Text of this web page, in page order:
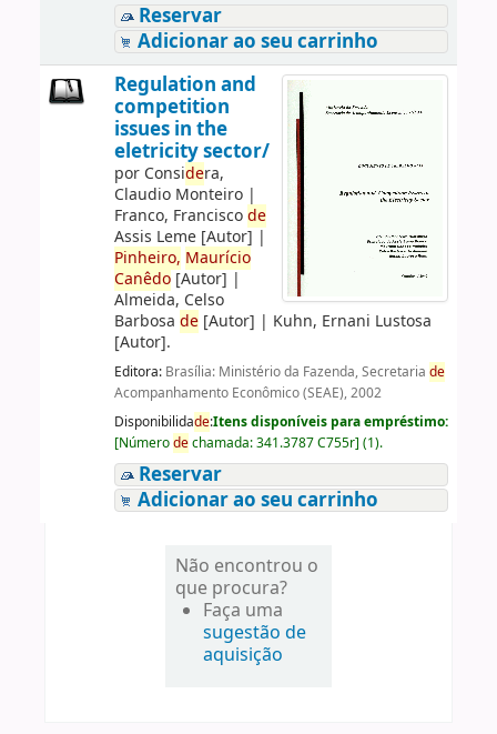
Reservar
Adicionar ao seu carrinho
Regulation and
competition
issues in the
eletricity sector/
por Considera,
Claudio Monteiro|
Franco, Franciscode
Assis Leme[Autor] |
Pinheiro, Maurício
Canêdo[Autor] |
Almeida, Celso
Barbosa de[Autor] | Kuhn, Ernani Lustosa
[Autor].
Editora: Brasília: Ministério da Fazenda, Secretaria de
Acompanhamento Econômico (SEAE), 2002
Disponibilidade:Itens disponíveis para empréstimo:
[Númerodechamada:341.3787 C755r] (1).
Reservar
Adicionar ao seu carrinho
Não encontrou o
que procura?
Faça uma
sugestão de
aquisição